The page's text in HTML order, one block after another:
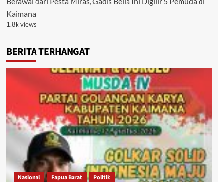
Kaimana
1.8k views
BERITA TERHANGAT
Nasional Papua Barat Politik